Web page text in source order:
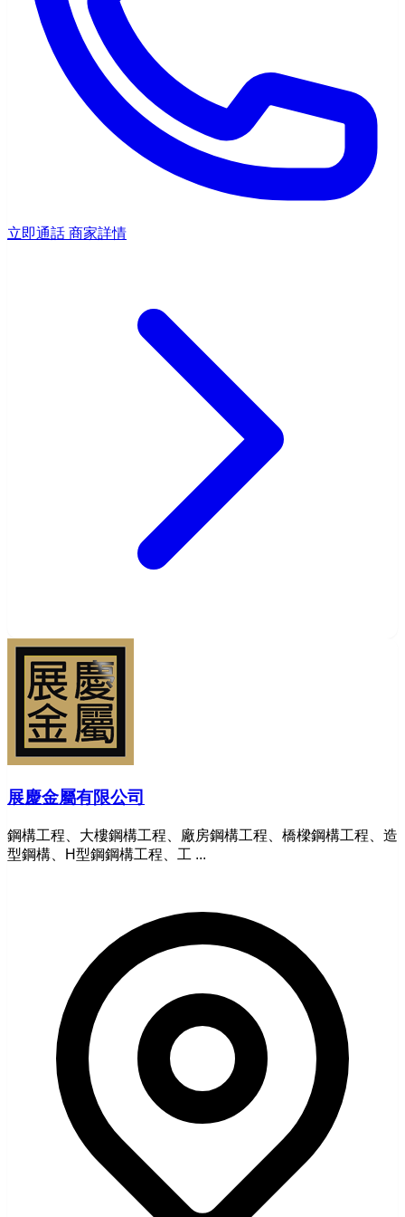
立即通話 商家詳情
展慶金屬有限公司
鋼構工程、大樓鋼構工程、廠房鋼構工程、橋樑鋼構工程、造
型鋼構、H型鋼鋼構工程、工 ...